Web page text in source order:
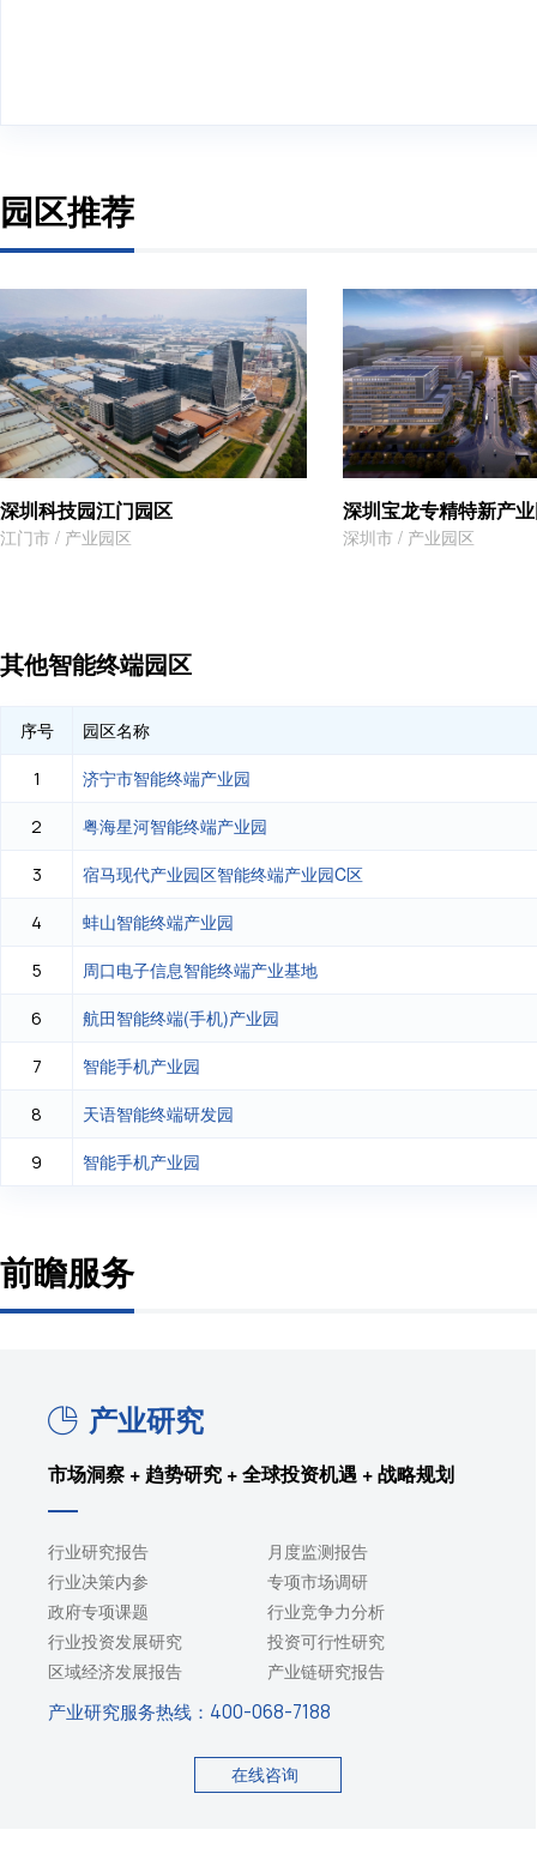
园区推荐
科技园江门园区
/ 产业园区
深圳宝龙专精特新产业园
深圳市 / 产业园区
其他智能终端园区
序号 园区名称
1 济宁市智能终端产业园
2 粤海星河智能终端产业园
3 宿马现代产业园区智能终端产业园C区
4 蚌山智能终端产业园
5 周口电子信息智能终端产业基地
6 航田智能终端(手机)产业园
7 智能手机产业园
8 天语智能终端研发园
9 智能手机产业园
前瞻服务
产业研究
市场洞察 + 趋势研究 + 全球投资机遇 + 战略规划
行业研究报告
月度监测报告
行业决策内参
专项市场调研
政府专项课题
行业竞争力分析
行业投资发展研究
投资可行性研究
区域经济发展报告
产业链研究报告
产业研究服务热线： 400-068-7188
在线咨询